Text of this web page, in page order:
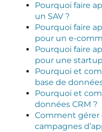
Pourquoi faire
un SAV ?
Pourquoi faire
pour un e-
Pourquoi faire
pour une
Pourquoi et
base de
Pourquoi et
données CRM ?
Comment gérer
campagnes